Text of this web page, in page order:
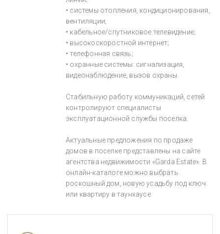
• системы отопления, кондиционирования,
вентиляции;
• кабельное/спутниковое телевидение;
• высокоскоростной интернет;
• телефонная связь;
• охранные системы: сигнализация,
видеонаблюдение, вызов охраны.
Стабильную работу коммуникаций, сетей
контролируют специалисты
эксплуатационной службы поселка.
Актуальные предложения по продаже
домов в поселке представлены на сайте
агентства недвижимости «Garda Estate». В
онлайн-каталоге можно выбрать
роскошный дом, новую усадьбу под ключ
или квартиру в таунхаусе.